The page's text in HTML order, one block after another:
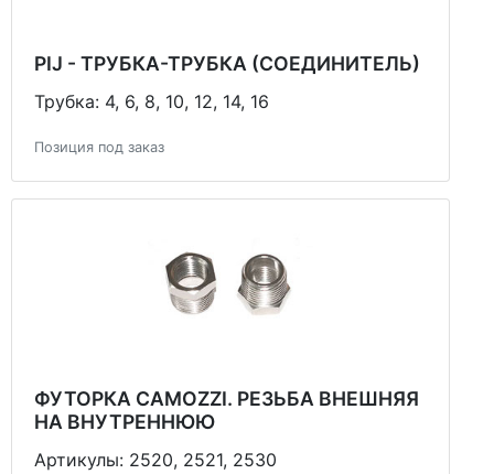
PIJ - ТРУБКА-ТРУБКА (СОЕДИНИТЕЛЬ)
Трубка: 4, 6, 8, 10, 12, 14, 16
Позиция под заказ
ФУТОРКА CAMOZZI. РЕЗЬБА ВНЕШНЯЯ
НА ВНУТРЕННЮЮ
Артикулы: 2520, 2521, 2530